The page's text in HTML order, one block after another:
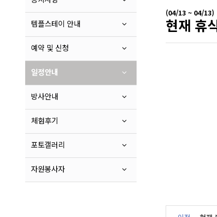
템플스테이 안내
예약 및 신청
일정안내
방사안내
체험후기
포토갤러리
자원봉사자
(04/13 ~ 04/13)
현재 휴